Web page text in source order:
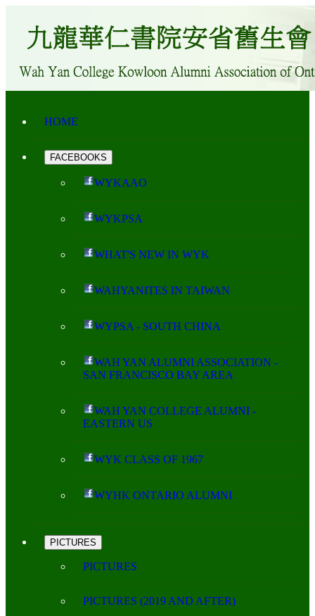
HOME
FACEBOOKS
WYKAAO
WYKPSA
WHAT'S NEW IN WYK
WAHYANITES IN TAIWAN
WYPSA - SOUTH CHINA
WAH YAN ALUMNI ASSOCIATION -
SAN FRANCISCO BAY AREA
WAH YAN COLLEGE ALUMNI -
EASTERN US
WYK CLASS OF 1967
WYHK ONTARIO ALUMNI
PICTURES
PICTURES
PICTURES (2019 AND AFTER)